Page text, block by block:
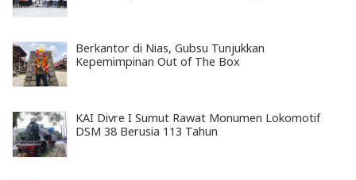
Berkantor di Nias, Gubsu Tunjukkan
Kepemimpinan Out of The Box
KAI Divre I Sumut Rawat Monumen Lokomotif
DSM 38 Berusia 113 Tahun